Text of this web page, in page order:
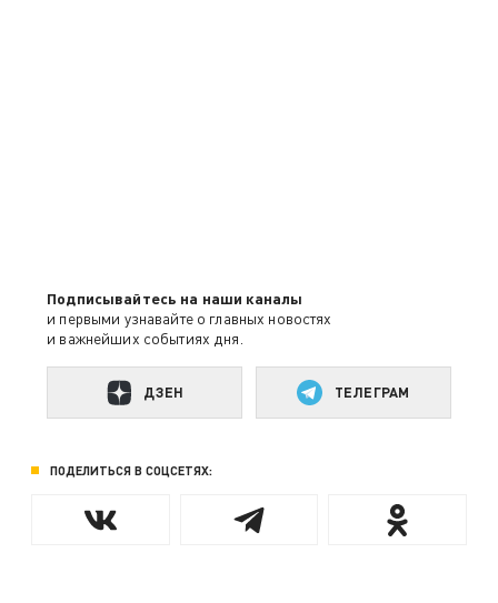
Подписывайтесь на наши каналы
и первыми узнавайте о главных новостях
и важнейших событиях дня.
ДЗЕН ТЕЛЕГРАМ
ПОДЕЛИТЬСЯ В СОЦСЕТЯХ: